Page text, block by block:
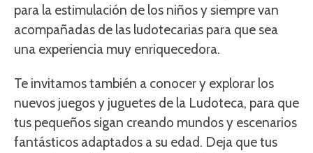
para la estimulación de los niños y siempre van
acompañadas de las ludotecarias para que sea
una experiencia muy enriquecedora.
Te invitamos también a conocer y explorar los
nuevos juegos y juguetes de la Ludoteca, para que
tus pequeños sigan creando mundos y escenarios
fantásticos adaptados a su edad. Deja que tus